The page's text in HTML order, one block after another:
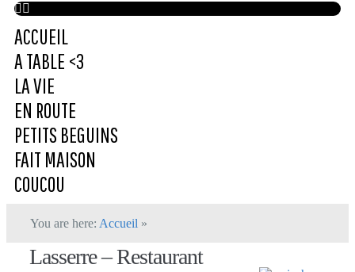
ACCUEIL
A TABLE <3
LA VIE
EN ROUTE
PETITS BEGUINS
FAIT MAISON
COUCOU
You are here: Accueil »
Lasserre – Restaurant